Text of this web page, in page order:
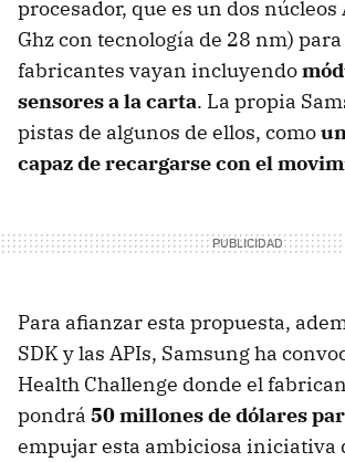
procesador, que es un dos núcleos
Ghz con tecnología de 28 nm)
fabricantes vayan incluyendo
sensores a la carta. La propia
pistas de algunos de ellos, como
capaz de recargarse con el
Para afianzar esta propuesta,
SDK y las APIs, Samsung ha
Health Challenge donde el
pondrá 50 millones de dólares
empujar esta ambiciosa iniciativa